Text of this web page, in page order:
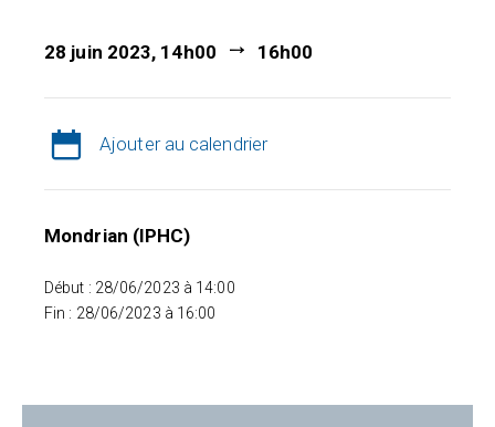
28 juin 2023, 14h00 16h00
Ajouter au calendrier
Mondrian (IPHC)
Début : 28/06/2023 à 14:00
Fin : 28/06/2023 à 16:00